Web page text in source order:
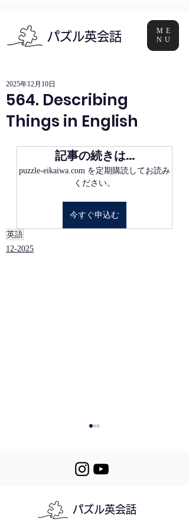
パズル英会話
ME
NU
564. Describing
Things in English
2025年12月10日
記事の続きは…
puzzle-eikaiwa.com を定期購読してお読み
ください。
今すぐ申込む
英語
12-2025
569. What My Dog
パズル英会話